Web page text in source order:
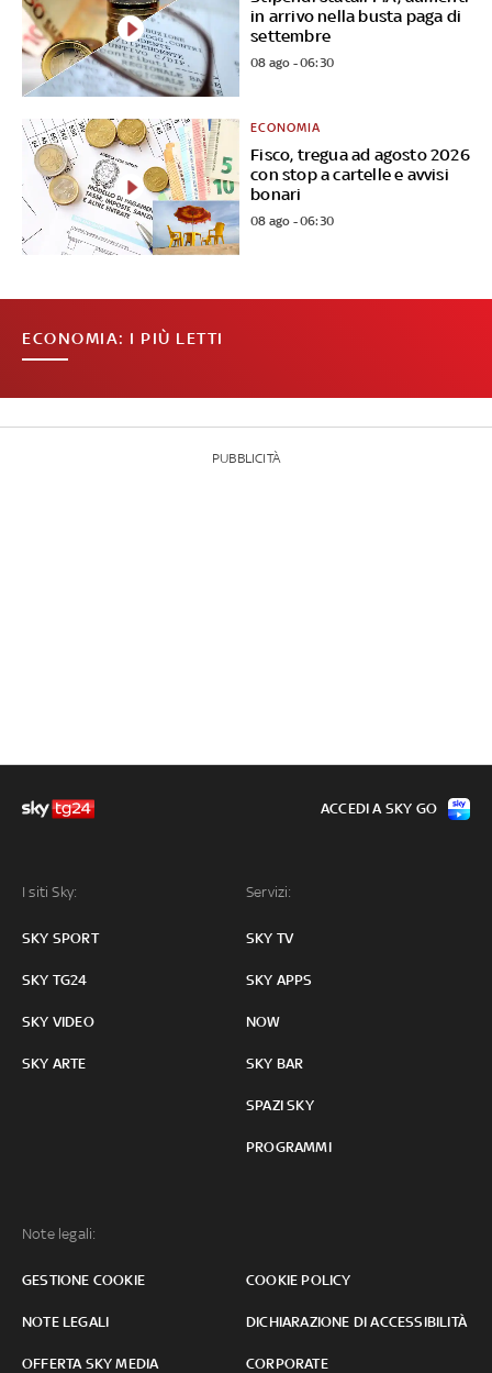
in arrivo nella busta paga di
settembre
08 ago - 06:30
Fisco, tregua ad agosto 2026
con stop a cartelle e avvisi
bonari
ECONOMIA
08 ago - 06:30
ECONOMIA: I PIÙ LETTI
PUBBLICITÀ
I siti Sky:
SKY SPORT
SKY TG24
SKY VIDEO
SKY ARTE
Servizi:
SKY TV
SKY APPS
NOW
SKY BAR
SPAZI SKY
PROGRAMMI
Note legali:
GESTIONE COOKIE COOKIE POLICY
NOTE LEGALI DICHIARAZIONE DI ACCESSIBILITÀ
OFFERTA SKY MEDIA CORPORATE
ACCEDI A SKY GO